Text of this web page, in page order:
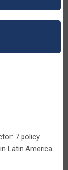
7 policy
Latin America